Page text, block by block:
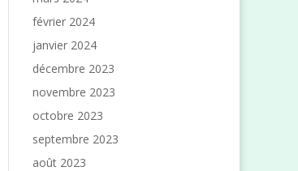
février 2024
janvier 2024
décembre 2023
novembre 2023
octobre 2023
septembre 2023
août 2023